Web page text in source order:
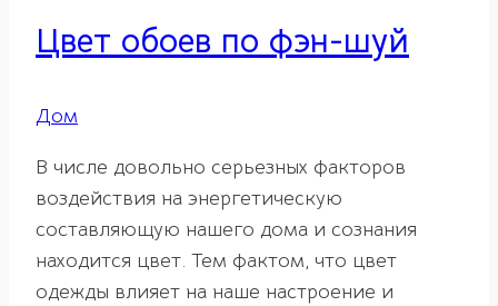
Цвет обоев по фэн-шуй
Дом
В числе довольно серьезных факторов
воздействия на энергетическую
составляющую нашего дома и сознания
находится цвет. Тем фактом, что цвет
одежды влияет на наше настроение и